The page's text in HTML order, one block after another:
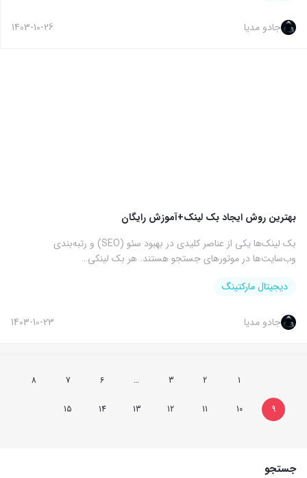
جستجو
جادو مدیا 1403-10-26
بهترین روش ایجاد بک لینک+آموزش رایگان
بک لینک‌ها یکی از عناصر کلیدی در بهبود سئو (SEO) و رتبه‌بندی
وب‌سایت‌ها در موتورهای جستجو هستند. هر بک لینکی…
دیجیتال مارکتینگ
جادو مدیا 1403-10-23
1
2
3
…
6
7
8
9
10
11
12
13
14
15